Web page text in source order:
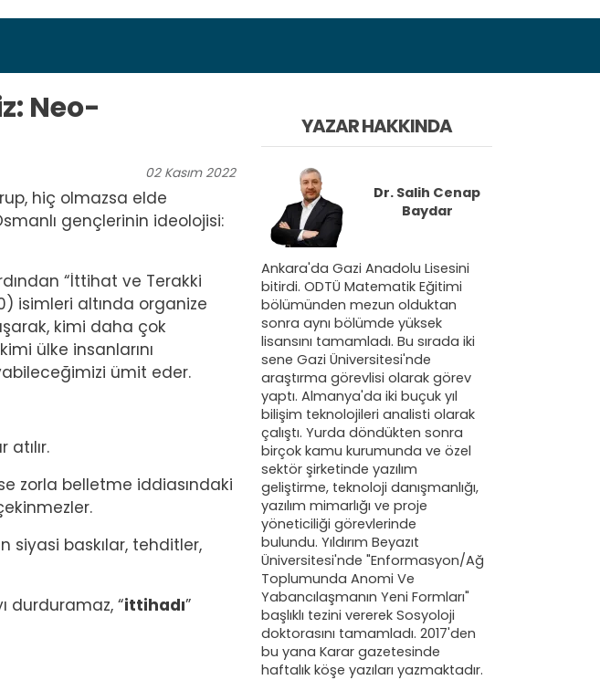
Neo-
02 Kasım 2022
hiç olmazsa elde
gençlerinin ideolojisi:
“İttihat ve Terakki
isimleri altında organize
kimi daha çok
ülke insanlarını
ümit eder.
zorla belletme iddiasındaki
siyasi baskılar, tehditler,
durduramaz, “ittihadı”
YAZAR HAKKINDA
Dr. Salih Cenap
Baydar
Ankara'da Gazi Anadolu Lisesini
bitirdi. ODTÜ Matematik Eğitimi
bölümünden mezun olduktan
sonra aynı bölümde yüksek
lisansını tamamladı. Bu sırada iki
sene Gazi Üniversitesi'nde
araştırma görevlisi olarak görev
yaptı. Almanya'da iki buçuk yıl
bilişim teknolojileri analisti olarak
çalıştı. Yurda döndükten sonra
birçok kamu kurumunda ve özel
sektör şirketinde yazılım
geliştirme, teknoloji danışmanlığı,
yazılım mimarlığı ve proje
yöneticiliği görevlerinde
bulundu. Yıldırım Beyazıt
Üniversitesi'nde "Enformasyon/Ağ
Toplumunda Anomi Ve
Yabancılaşmanın Yeni Formları"
başlıklı tezini vererek Sosyoloji
doktorasını tamamladı. 2017'den
bu yana Karar gazetesinde
haftalık köşe yazıları yazmaktadır.